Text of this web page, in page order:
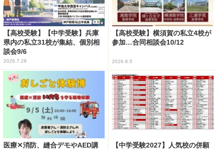
【高校受験】【中学受験】兵庫
県内の私立31校が集結、個別相
談会9/6
2026.7.28
【高校受験】横須賀の私立4校が
参加…合同相談会10/12
2026.8.5
医療✕消防、縫合デモやAED講
【中学受験2027】人気校の併願